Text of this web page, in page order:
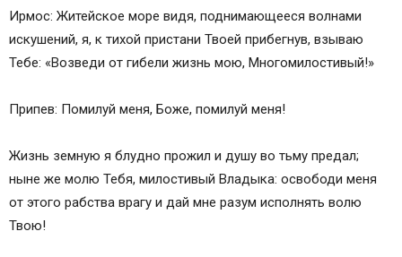
Ирмос: Житейское море видя, поднимающееся волнами
искушений, я, к тихой пристани Твоей прибегнув, взываю
Тебе: «Возведи от гибели жизнь мою, Многомилостивый!»
Припев: Помилуй меня, Боже, помилуй меня!
Жизнь земную я блудно прожил и душу во тьму предал;
ныне же молю Тебя, милостивый Владыка: освободи меня
от этого рабства врагу и дай мне разум исполнять волю
Твою!